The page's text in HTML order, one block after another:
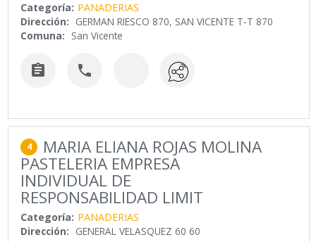
Categoría: PANADERIAS
Dirección: GERMAN RIESCO 870, SAN VICENTE T-T 870
Comuna: San Vicente
 
4 MARIA ELIANA ROJAS MOLINA
PASTELERIA EMPRESA
INDIVIDUAL DE
RESPONSABILIDAD LIMIT
Categoría: PANADERIAS
Dirección: GENERAL VELASQUEZ 60 60